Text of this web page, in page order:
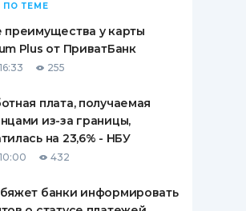
ВИНЬЕТКА
СОТРУДНИКОВ
ОТ
СЛУЧАЕВ
ВОПРОСЫ И ОТВЕТЫ
ПУТЕВОДИТЕЛИ ПО
ПО ТЕМЕ
преимущества у карты
Plus от ПриватБанк
255
плата, получаемая
из-за границы,
на 23,6% - НБУ
432
банки информировать